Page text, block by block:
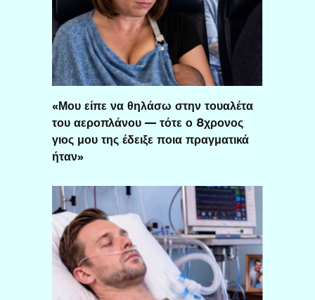
«Μου είπε να θηλάσω στην τουαλέτα
του αεροπλάνου — τότε ο 8χρονος
γιος μου της έδειξε ποια πραγματικά
ήταν»